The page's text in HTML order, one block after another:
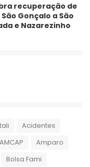
recuperação de
Gonçalo a São
e Nazarezinho
Acidentes
AMCAP
Amparo
Bolsa Fami